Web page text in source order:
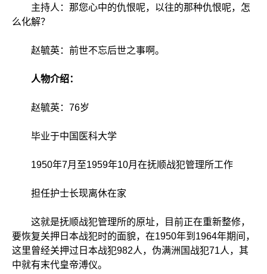
主持人：那您心中的仇恨呢，以往的那种仇恨呢，怎
么化解？
赵毓英：前世不忘后世之事啊。
人物介绍：
赵毓英：76岁
毕业于中国医科大学
1950年7月至1959年10月在抚顺战犯管理所工作
担任护士长现离休在家
这就是抚顺战犯管理所的原址，目前正在重新整修，
要恢复关押日本战犯时的面貌，在1950年到1964年期间，
这里曾经关押过日本战犯982人，伪满洲国战犯71人，其
中就有末代皇帝溥仪。